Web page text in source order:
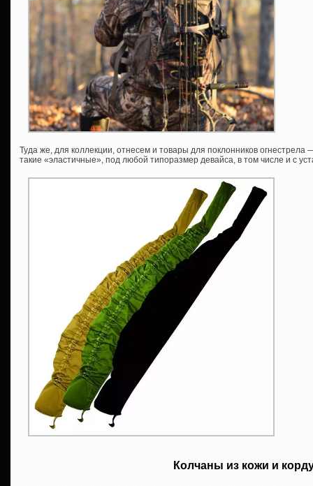
Туда же, для коллекции, отнесем и товары для поклонников
такие «эластичные», под любой типоразмер девайса, в том числе и с
Колчаны из кожи и